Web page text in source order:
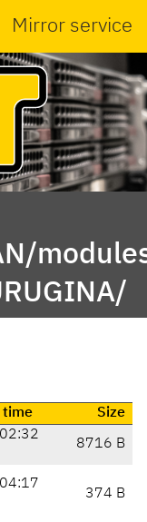
Mirror service
time Size
8716 B
374 B